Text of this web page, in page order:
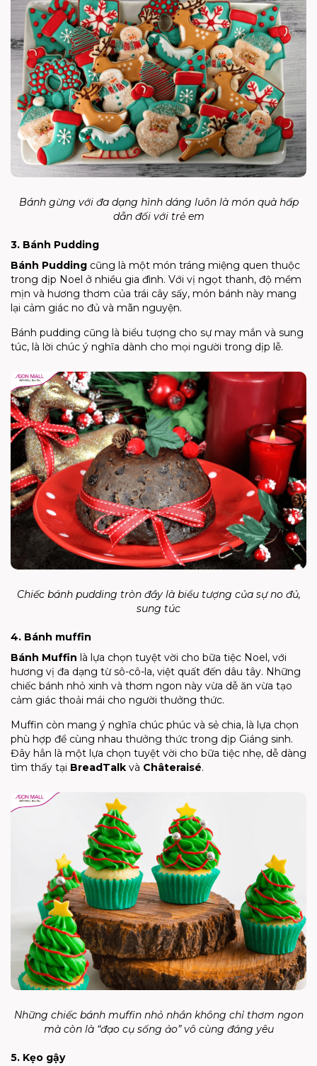
Bánh gừng với đa dạng hình dáng luôn là món quà hấp
dẫn đối với trẻ em
3. Bánh Pudding
Bánh Pudding cũng là một món tráng miệng quen thuộc
trong dịp Noel ở nhiều gia đình. Với vị ngọt thanh, độ mềm
mịn và hương thơm của trái cây sấy, món bánh này mang
lại cảm giác no đủ và mãn nguyện.
Bánh pudding cũng là biểu tượng cho sự may mắn và sung
túc, là lời chúc ý nghĩa dành cho mọi người trong dịp lễ.
Chiếc bánh pudding tròn đầy là biểu tượng của sự no đủ,
sung túc
4. Bánh muffin
Bánh Muffin là lựa chọn tuyệt vời cho bữa tiệc Noel, với
hương vị đa dạng từ sô-cô-la, việt quất đến dâu tây. Những
chiếc bánh nhỏ xinh và thơm ngon này vừa dễ ăn vừa tạo
cảm giác thoải mái cho người thưởng thức.
Muffin còn mang ý nghĩa chúc phúc và sẻ chia, là lựa chọn
phù hợp để cùng nhau thưởng thức trong dịp Giáng sinh.
Đây hẳn là một lựa chọn tuyệt vời cho bữa tiệc nhẹ, dễ dàng
tìm thấy tại BreadTalk và Châteraisé.
Những chiếc bánh muffin nhỏ nhắn không chỉ thơm ngon
mà còn là “đạo cụ sống ảo” vô cùng đáng yêu
5. Kẹo gậy